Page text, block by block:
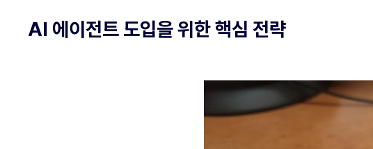
AI 에이전트 도입을 위한 핵심 전략